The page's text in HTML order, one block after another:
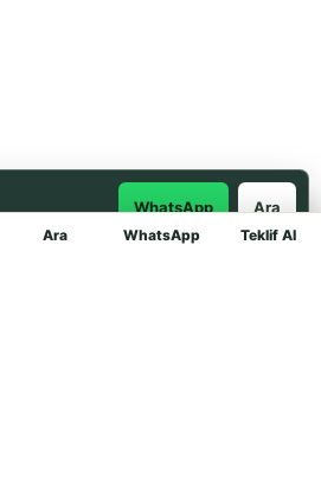
Ara WhatsApp Teklif Al
WhatsApp Ara